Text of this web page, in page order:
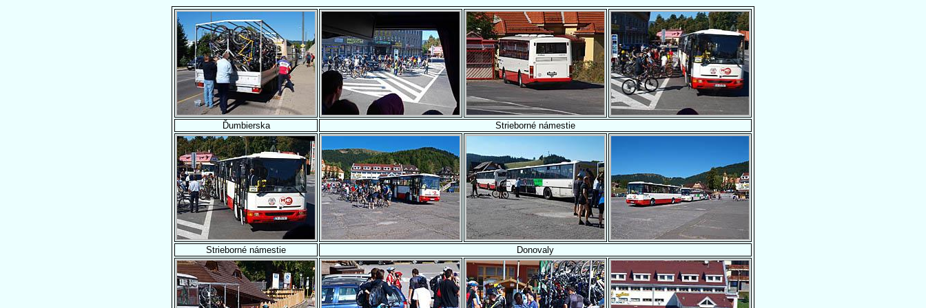
Ďumbierska Strieborné námestie
Strieborné námestie Donovaly